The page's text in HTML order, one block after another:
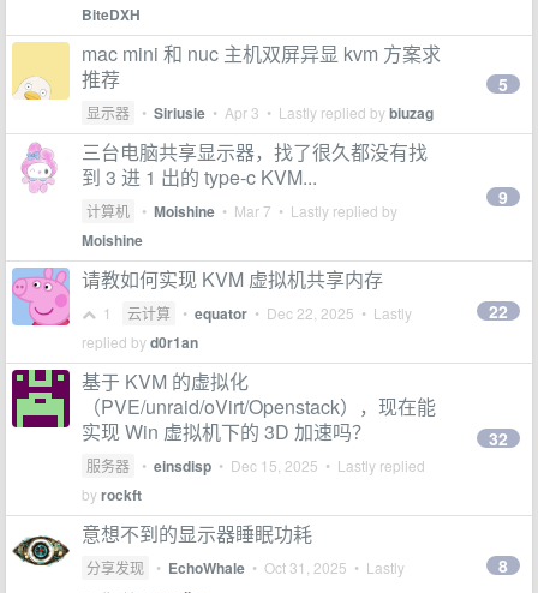
BiteDXH
mac mini 和 nuc 主机双屏异显 kvm 方案求
推荐
显示器 • Siriusie • Apr 3 • Lastly replied bybiuzag
5
三台电脑共享显示器，找了很久都没有找
到 3 进 1 出的 type-c KVM...
计算机 • Moishine • Mar 7 • Lastly replied by
Moishine
9
请教如何实现 KVM 虚拟机共享内存
1 云计算 • equator • Dec 22, 2025 • Lastly
replied byd0r1an
22
基于 KVM 的虚拟化
（PVE/unraid/oVirt/Openstack），现在能
实现 Win 虚拟机下的 3D 加速吗？
服务器 • einsdisp • Dec 15, 2025 • Lastly replied
byrockft
32
意想不到的显示器睡眠功耗
分享发现 • EchoWhale • Oct 31, 2025 • Lastly
8